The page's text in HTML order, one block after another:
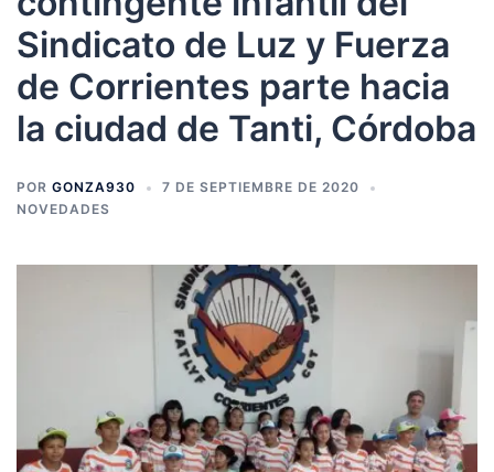
Sindicato de Luz y Fuerza
de Corrientes parte hacia
la ciudad de Tanti, Córdoba
POR GONZA930
7 DE SEPTIEMBRE DE 2020
NOVEDADES